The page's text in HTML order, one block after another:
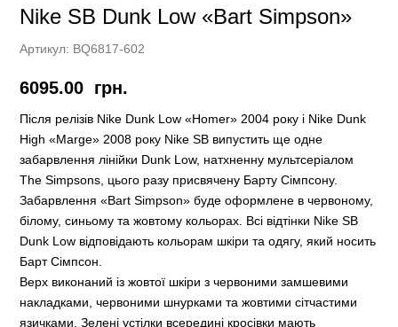
Nike SB Dunk Low «Bart Simpson»
Артикул: BQ6817-602
6095.00 грн.
Після релізів Nike Dunk Low «Homer» 2004 року і Nike Dunk
High «Marge» 2008 року Nike SB випустить ще одне
забарвлення лінійки Dunk Low, натхненну мультсеріалом
The Simpsons, цього разу присвячену Барту Сімпсону.
Забарвлення «Bart Simpson» буде оформлене в червоному,
білому, синьому та жовтому кольорах. Всі відтінки Nike SB
Dunk Low відповідають кольорам шкіри та одягу, який носить
Барт Сімпсон.
Верх виконаний із жовтої шкіри з червоними замшевими
накладками, червоними шнурками та жовтими сітчастими
язичками. Зелені устілки всередині кросівки мають